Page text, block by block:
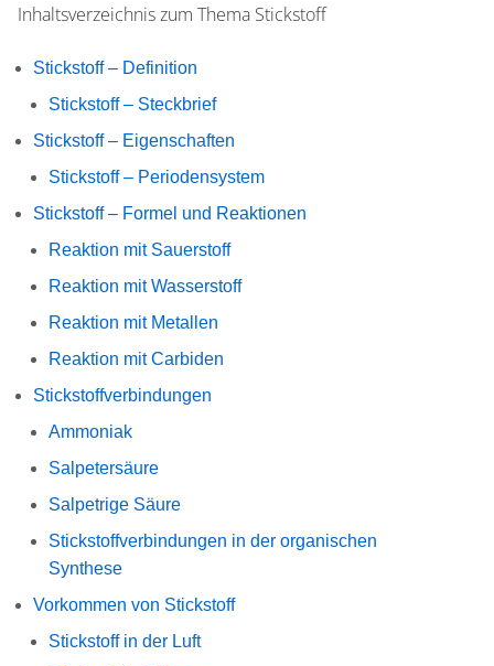
Inhaltsverzeichnis zum Thema Stickstoff
Stickstoff – Definition
Stickstoff – Steckbrief
Stickstoff – Eigenschaften
Stickstoff – Periodensystem
Stickstoff – Formel und Reaktionen
Reaktion mit Sauerstoff
Reaktion mit Wasserstoff
Reaktion mit Metallen
Reaktion mit Carbiden
Stickstoffverbindungen
Ammoniak
Salpetersäure
Salpetrige Säure
Stickstoffverbindungen in der organischen
Synthese
Vorkommen von Stickstoff
Stickstoff in der Luft